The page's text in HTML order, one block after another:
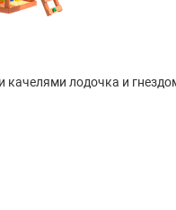
качелями лодочка и